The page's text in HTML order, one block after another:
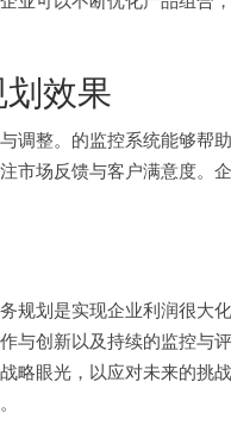
效果
调整。的监控系统能够帮
市场反馈与客户满意度。
规划是实现企业利润很大
与创新以及持续的监控与
略眼光，以应对未来的挑